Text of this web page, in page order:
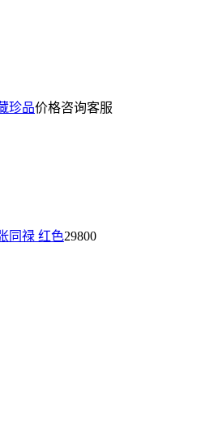
珍品价格咨询客服
同禄 红色29800